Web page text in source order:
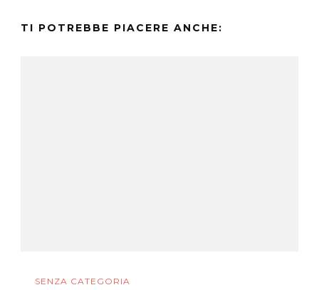
TI POTREBBE PIACERE ANCHE:
SENZA CATEGORIA